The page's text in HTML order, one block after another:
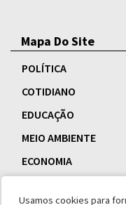
Mapa Do Site
POLÍTICA
COTIDIANO
EDUCAÇÃO
MEIO AMBIENTE
ECONOMIA
Usamos cookies para